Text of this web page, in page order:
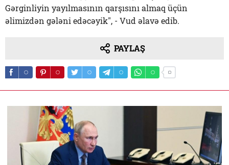
Gərginliyin yayılmasının qarşısını almaq üçün
əlimizdən gələni edəcəyik", - Vud əlavə edib.
PAYLAŞ